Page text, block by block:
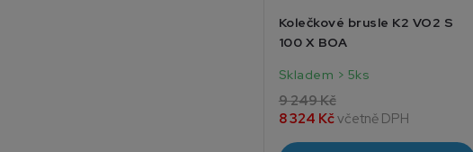
Kolečkové brusle K2 VO2 S
100 X BOA
Skladem > 5ks
9 249 Kč
8 324 Kčvčetně DPH